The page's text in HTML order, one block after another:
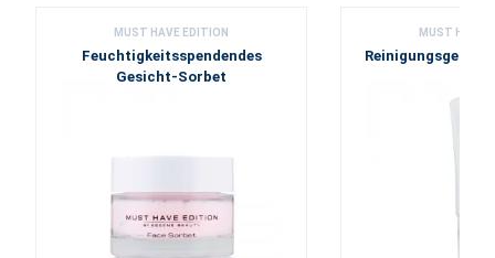
MUST HAVE EDITION
Feuchtigkeitsspendendes
Gesicht-Sorbet
MUST HAVE
Reinigungsgel